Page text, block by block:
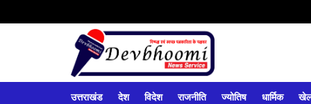
उत्तराखंड देश विदेश राजनीति ज्योतिष धार्मिक